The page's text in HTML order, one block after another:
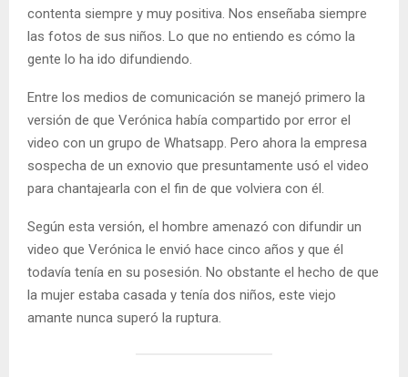
contenta siempre y muy positiva. Nos enseñaba siempre
las fotos de sus niños. Lo que no entiendo es cómo la
gente lo ha ido difundiendo.
Entre los medios de comunicación se manejó primero la
versión de que Verónica había compartido por error el
video con un grupo de Whatsapp. Pero ahora la empresa
sospecha de un exnovio que presuntamente usó el video
para chantajearla con el fin de que volviera con él.
Según esta versión, el hombre amenazó con difundir un
video que Verónica le envió hace cinco años y que él
todavía tenía en su posesión. No obstante el hecho de que
la mujer estaba casada y tenía dos niños, este viejo
amante nunca superó la ruptura.